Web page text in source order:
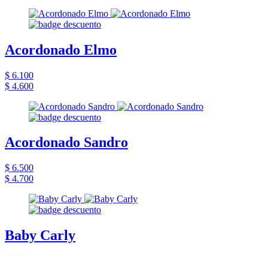
Acordonado Elmo
$ 6.100
$ 4.600
Acordonado Sandro
$ 6.500
$ 4.700
Baby Carly